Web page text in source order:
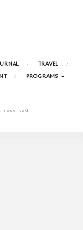
TRAVEL
PROGRAMS
reserved